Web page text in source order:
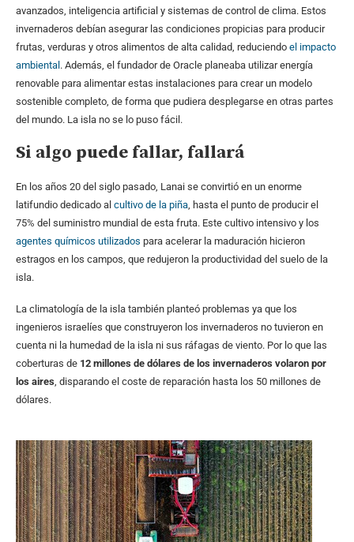
avanzados, inteligencia artificial y sistemas de control de clima. Estos
invernaderos debían asegurar las condiciones propicias para producir
frutas, verduras y otros alimentos de alta calidad, reduciendo el impacto
ambiental . Además, el fundador de Oracle planeaba utilizar energía
renovable para alimentar estas instalaciones para crear un modelo
sostenible completo, de forma que pudiera desplegarse en otras partes
del mundo. La isla no se lo puso fácil.
Si algo puede fallar, fallará
En los años 20 del siglo pasado, Lanai se convirtió en un enorme
latifundio dedicado al cultivo de la piña, hasta el punto de producir el
75% del suministro mundial de esta fruta. Este cultivo intensivo y los
agentes químicos utilizados para acelerar la maduración hicieron
estragos en los campos, que redujeron la productividad del suelo de la
isla.
La climatología de la isla también planteó problemas ya que los
ingenieros israelíes que construyeron los invernaderos no tuvieron en
cuenta ni la humedad de la isla ni sus ráfagas de viento. Por lo que las
coberturas de 12 millones de dólares de los invernaderos volaron por
los aires, disparando el coste de reparación hasta los 50 millones de
dólares.